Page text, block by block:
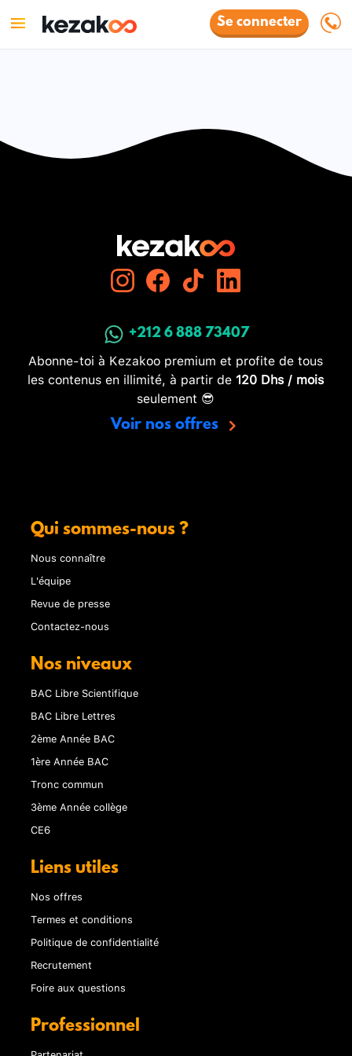
Se connecter
+212 6 888 73407
Abonne-toi à Kezakoo premium et profite de tous
les contenus en illimité, à partir de 120 Dhs / mois
seulement 😎
Voir nos offres
Qui sommes-nous ?
Nous connaître
L'équipe
Revue de presse
Contactez-nous
Nos niveaux
BAC Libre Scientifique
BAC Libre Lettres
2ème Année BAC
1ère Année BAC
Tronc commun
3ème Année collège
CE6
Liens utiles
Nos offres
Termes et conditions
Politique de confidentialité
Recrutement
Foire aux questions
Professionnel